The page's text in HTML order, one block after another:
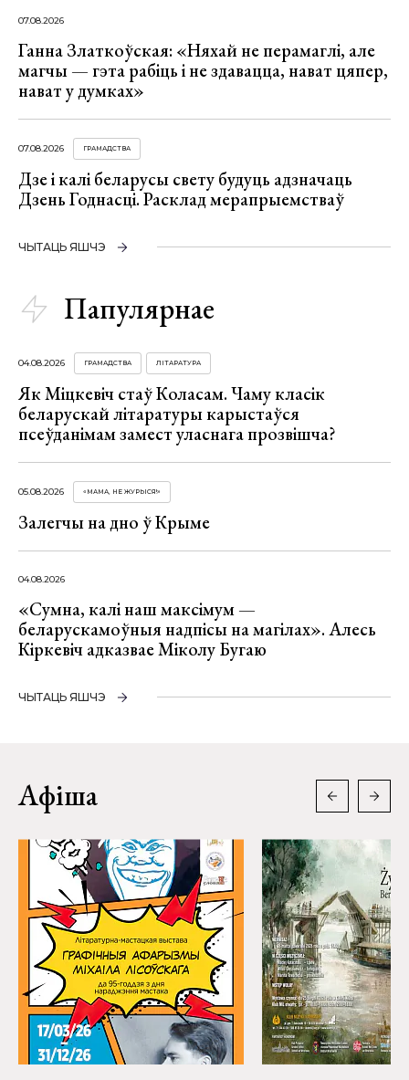
07.08.2026
Ганна Златкоўская: «Няхай не перамаглі, але
магчы — гэта рабіць і не здавацца, нават цяпер,
нават у думках»
07.08.2026 ГРАМАДСТВА
Дзе і калі беларусы свету будуць адзначаць
Дзень Годнасці. Расклад мерапрыемстваў
ЧЫТАЦЬ ЯШЧЭ
Папулярнае
04.08.2026 ГРАМАДСТВА ЛІТАРАТУРА
Як Міцкевіч стаў Коласам. Чаму класік
беларускай літаратуры карыстаўся
псеўданімам замест уласнага прозвішча?
05.08.2026 «МАМА, НЕ ЖУРЫСЯ!»
Залегчы на дно ў Крыме
04.08.2026
«Сумна, калі наш максімум —
беларускамоўныя надпісы на магілах». Алесь
Кіркевіч адказвае Міколу Бугаю
ЧЫТАЦЬ ЯШЧЭ
Афіша